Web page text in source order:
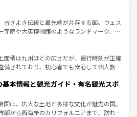
ンダー畑など、多彩な楽しみ方が可能だ。さ
外の地域にも魅力が溢れており、どの街角に
と文化が息づいている。パリ以外の個性あふ
しい。
国は、どこを歩いても飽きることがない。ベ
的活気、バイエルン州のアルプスの絶景、そ
沿いのワイン畑といった風景は必見。ビール
にはぜひ体験してほしい。 なお、新着の
コンテンツ一覧を参照してほしい。
古きよき伝統と最先端が共存する国。ウェス
寺院や大英博物館のようなランドマーク、歴
なる魅力がある。また、優雅なアフタヌーン
ル好きにはたまらない英国パブ、サッカー観
だからこそできる体験も豊富。イギリスを旅
照してほしい。
面積は九州ほどの広さだが、運行時刻が正確
備されており、初心者でも安心して個人旅行
まま残る町や、スイスならではのユニークな
、アルプス観光だけでなく町歩きも満喫する
。国民の所得が高いため物価も高いが、旅行
パス提供のサービスもあり、うまく活用すれ
基本情報と観光ガイド・有名観光スポ
国は、広大な土地と多様な文化が魅力の国。
部から西海岸のカリフォルニアまで、訪れる